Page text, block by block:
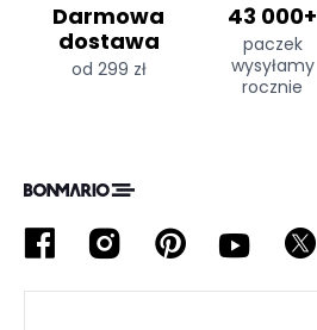
Darmowa
dostawa
od 299 zł
43 000+
paczek
wysyłamy
rocznie